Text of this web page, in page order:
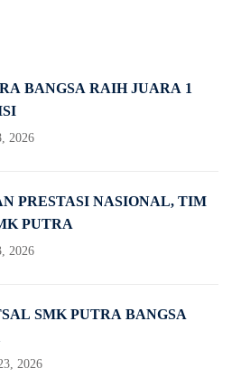
BANGSA RAIH JUARA 1
2026
PRESTASI NASIONAL, TIM
PUTRA
2026
SMK PUTRA BANGSA
2026